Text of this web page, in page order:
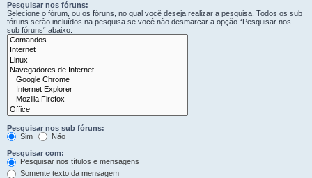
Pesquisar nos fóruns:
Selecione o fórum, ou os fóruns, no qual você deseja realizar a pesquisa. Todos os sub
fóruns serão incluídos na pesquisa se você não desmarcar a opção “Pesquisar nos
sub fóruns“ abaixo.
Pesquisar nos sub fóruns:
Sim
Não
Pesquisar com:
Pesquisar nos títulos e mensagens
Somente texto da mensagem